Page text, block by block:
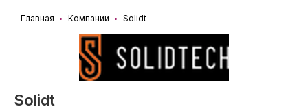
Главная Компании Solidt
Solidt